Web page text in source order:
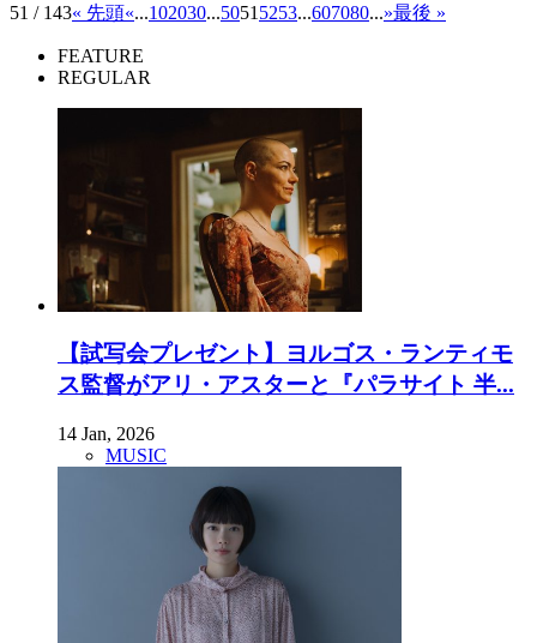
51 / 143« 先頭«...102030...5051 5253...607080...»最後 »
FEATURE
REGULAR
【試写会プレゼント】ヨルゴス・ランティモ
ス監督がアリ・アスターと『パラサイト 半...
14 Jan, 2026
MUSIC